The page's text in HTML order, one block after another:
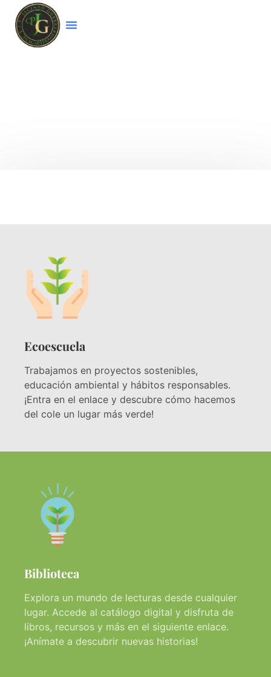
Ecoescuela
Trabajamos en proyectos sostenibles,
educación ambiental y hábitos responsables.
¡Entra en el enlace y descubre cómo hacemos
del cole un lugar más verde!
Biblioteca
Explora un mundo de lecturas desde cualquier
lugar. Accede al catálogo digital y disfruta de
libros, recursos y más en el siguiente enlace.
¡Anímate a descubrir nuevas historias!